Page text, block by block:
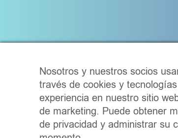
Nosotros y nuestros socios
través de cookies y
experiencia en nuestro sitio
de marketing. Puede obtener
de privacidad y administrar su